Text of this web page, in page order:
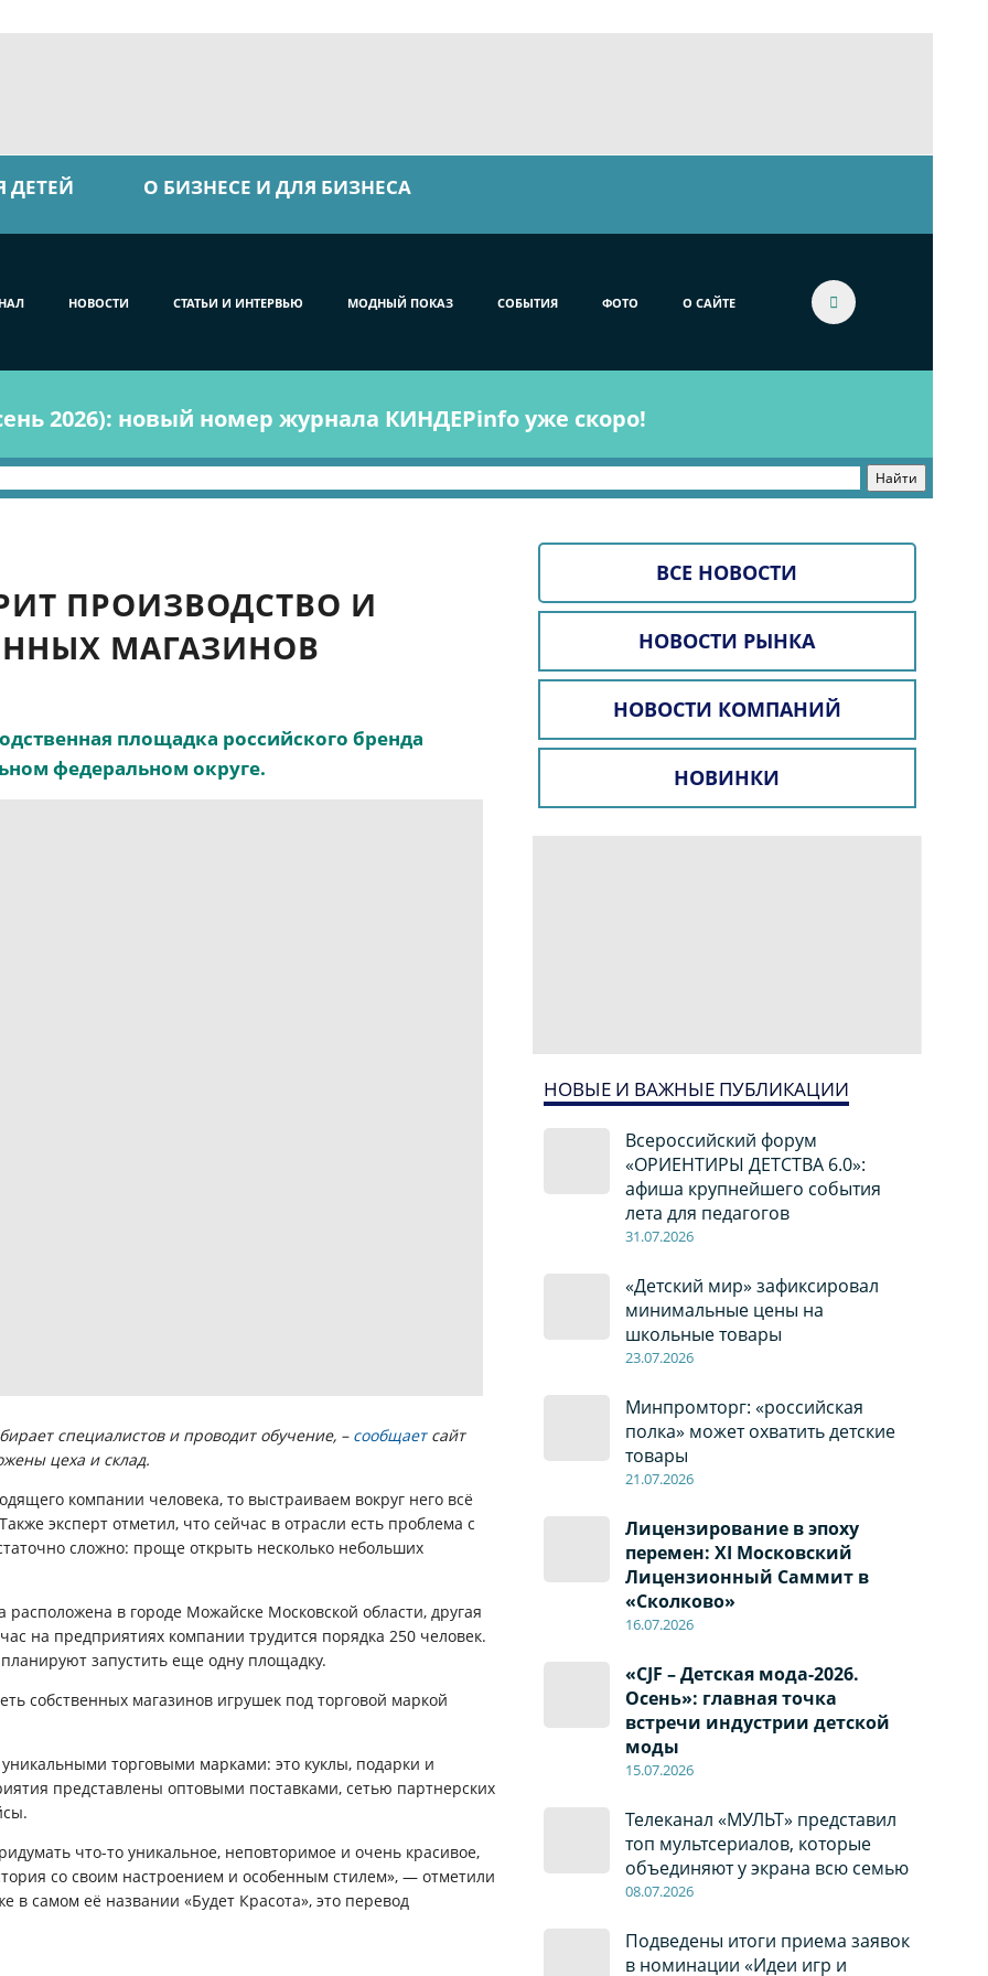
ДЕТЕЙ О БИЗНЕСЕ И ДЛЯ БИЗНЕСА
НОВОСТИ СТАТЬИ И ИНТЕРВЬЮ МОДНЫЙ ПОКАЗ СОБЫТИЯ ФОТО О САЙТЕ
2026): новый номер журнала КИНДЕРinfo уже скоро!
ВСЕ НОВОСТИ
НОВОСТИ РЫНКА
НОВОСТИ КОМПАНИЙ
НОВИНКИ
НОВЫЕ И ВАЖНЫЕ ПУБЛИКАЦИИ
Всероссийский форум
«ОРИЕНТИРЫ ДЕТСТВА 6.0»:
афиша крупнейшего события
лета для педагогов
31.07.2026
«Детский мир» зафиксировал
минимальные цены на
школьные товары
23.07.2026
Минпромторг: «российская
полка» может охватить детские
товары
21.07.2026
Лицензирование в эпоху
перемен: XI Московский
Лицензионный Саммит в
«Сколково»
16.07.2026
«CJF – Детская мода-2026.
Осень»: главная точка
встречи индустрии детской
моды
15.07.2026
Телеканал «МУЛЬТ» представил
топ мультсериалов, которые
объединяют у экрана всю семью
08.07.2026
Подведены итоги приема заявок
в номинации «Идеи игр и
ПРОИЗВОДСТВО И
МАГАЗИНОВ
площадка российского бренда
федеральном округе.
специалистов и проводит обучение, – сообщаетсайт
цеха и склад.
компании человека, то выстраиваем вокруг него всё
эксперт отметил, что сейчас в отрасли есть проблема с
сложно: проще открыть несколько небольших
в городе Можайске Московской области, другая
на предприятиях компании трудится порядка 250 человек.
запустить еще одну площадку.
собственных магазинов игрушек под торговой маркой
торговыми марками: это куклы, подарки и
представлены оптовыми поставками, сетью партнерских
что-то уникальное, неповторимое и очень красивое,
со своим настроением и особенным стилем», — отметили
самом её названии «Будет Красота», это перевод